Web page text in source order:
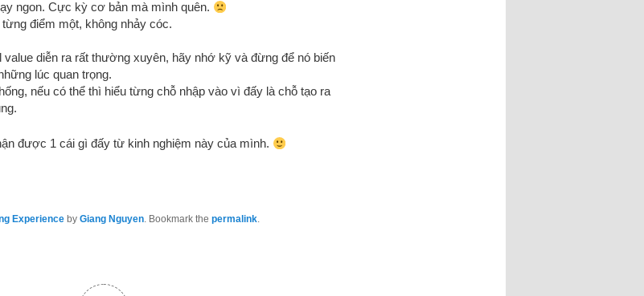
ngon. Cực kỳ cơ bản mà mình quên.
điểm một, không nhảy cóc.
value diễn ra rất thường xuyên, hãy nhớ kỹ và đừng để nó biến
lúc quan trọng.
nếu có thể thì hiểu từng chỗ nhập vào vì đấy là chỗ tạo ra
được 1 cái gì đấy từ kinh nghiệm này của mình.
Experienceby Giang Nguyen. Bookmark the permalink.